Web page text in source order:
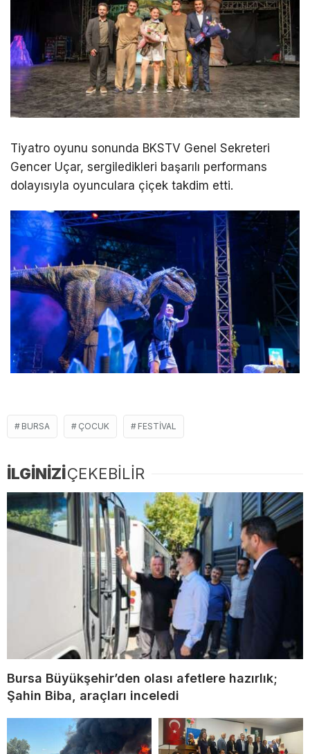
Tiyatro oyunu sonunda BKSTV Genel Sekreteri
Gencer Uçar, sergiledikleri başarılı performans
dolayısıyla oyunculara çiçek takdim etti.
BURSA ÇOCUK FESTIVAL
İLGİNİZİÇEKEBİLİR
Bursa Büyükşehir’den olası afetlere hazırlık;
Şahin Biba, araçları inceledi